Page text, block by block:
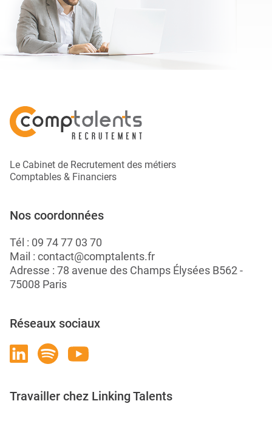
Le Cabinet de Recrutement des métiers
Comptables & Financiers
Nos coordonnées
Tél : 09 74 77 03 70
Mail : contact@comptalents.fr
Adresse : 78 avenue des Champs Élysées B562 -
75008 Paris
Réseaux sociaux
Travailler chez Linking Talents